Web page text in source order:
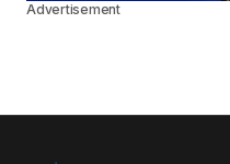
Advertisement